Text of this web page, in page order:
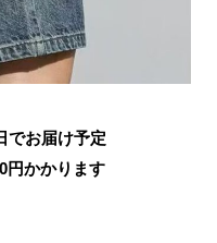
でお届け予定
円かかります